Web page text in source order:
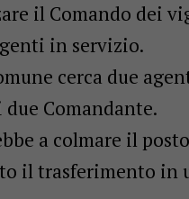
il Comando dei
in servizio.
cerca due
Comandante.
a colmare il
il trasferimento in